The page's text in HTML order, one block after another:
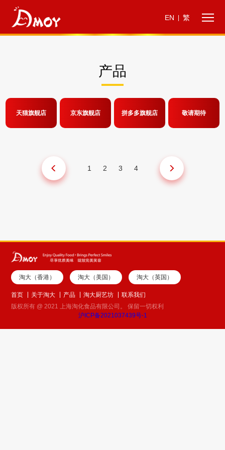
EN 繁
产品
天猫旗舰店 京东旗舰店 拼多多旗舰店 敬请期待
1 2 3 4
淘大（香港） 淘大（美国） 淘大（英国）
首页 关于淘大 产品 淘大厨艺坊
联系我们
版权所有 @ 2021 上海淘化食品有限公司。 保留一切权利
沪ICP备2021037439号-1